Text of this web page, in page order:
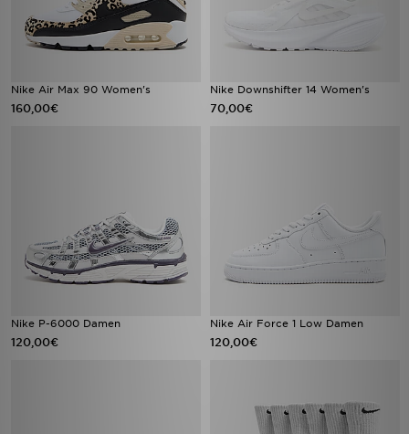
Nike Air Max 90 Women's
160,00€
Nike Downshifter 14 Women's
70,00€
Nike P-6000 Damen
120,00€
Nike Air Force 1 Low Damen
120,00€